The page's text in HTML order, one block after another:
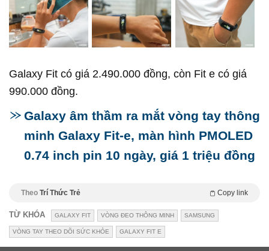
Galaxy Fit có giá 2.490.000 đồng, còn Fit e có giá
990.000 đồng.
Galaxy âm thầm ra mắt vòng tay thông
minh Galaxy Fit-e, màn hình PMOLED
0.74 inch pin 10 ngày, giá 1 triệu đồng
Theo Trí Thức Trẻ Copy link
TỪ KHÓA GALAXY FIT VÒNG ĐEO THÔNG MINH SAMSUNG
VÒNG TAY THEO DÕI SỨC KHỎE GALAXY FIT E